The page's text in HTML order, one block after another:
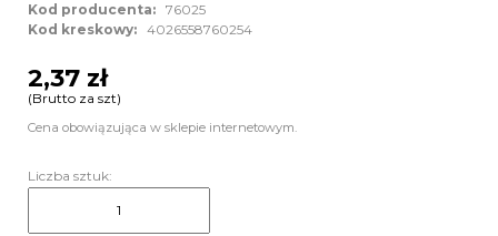
Kod producenta: 76025
Kod kreskowy: 4026558760254
2,37 zł
(Brutto za szt)
Cena obowiązująca w sklepie internetowym.
Liczba sztuk: